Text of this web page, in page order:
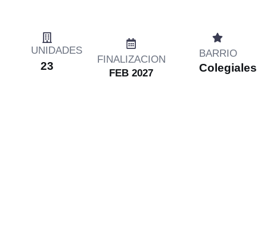
UNIDADES
23
FINALIZACION
FEB 2027
BARRIO
Colegiales